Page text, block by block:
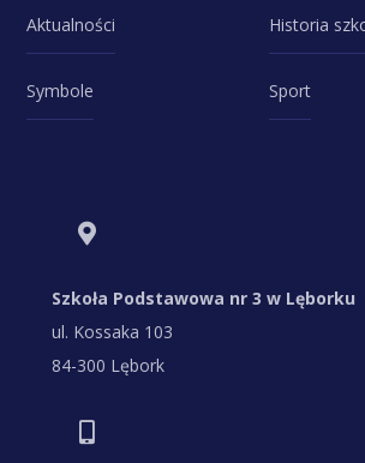
Aktualności Historia
Symbole Sport
Szkoła Podstawowa nr 3 w Lęborku
ul. Kossaka 103
84-300 Lębork